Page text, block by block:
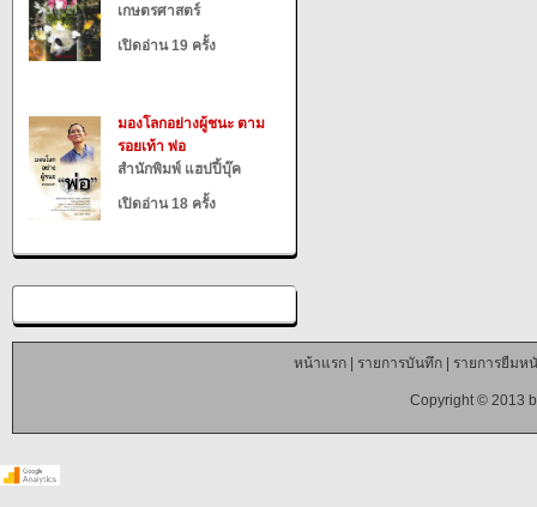
เกษตรศาสตร์
เปิดอ่าน 19 ครั้ง
มองโลกอย่างผู้ชนะ ตาม
รอยเท้า พ่อ
สำนักพิมพ์ แฮปปี้บุ๊ค
เปิดอ่าน 18 ครั้ง
หน้าแรก| รายการบันทึก| รายการยืมห
Copyright © 2013